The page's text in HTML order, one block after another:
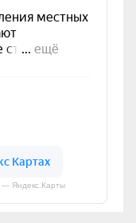
— Яндекс.Карты